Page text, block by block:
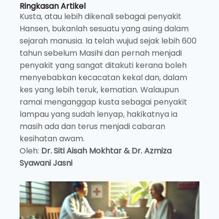
Ringkasan Artikel
Kusta, atau lebih dikenali sebagai penyakit
Hansen, bukanlah sesuatu yang asing dalam
sejarah manusia. Ia telah wujud sejak lebih 600
tahun sebelum Masihi dan pernah menjadi
penyakit yang sangat ditakuti kerana boleh
menyebabkan kecacatan kekal dan, dalam
kes yang lebih teruk, kematian. Walaupun
ramai menganggap kusta sebagai penyakit
lampau yang sudah lenyap, hakikatnya ia
masih ada dan terus menjadi cabaran
kesihatan awam.
Oleh: Dr. Siti Aisah Mokhtar &Dr. Azmiza
Syawani Jasni